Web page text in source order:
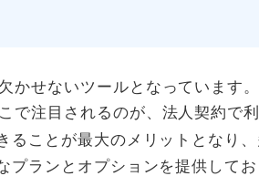
かせないツールとなっています
で注目されるのが、法人契約で
ることが最大のメリットとなり
プランとオプションを提供して